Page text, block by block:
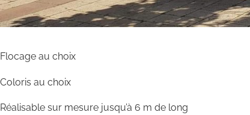
Flocage au choix
Coloris au choix
Réalisable sur mesure jusqu’à 6 m de long